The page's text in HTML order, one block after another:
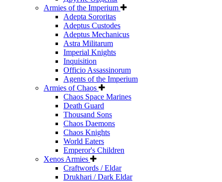
Armies of the Imperium
Adepta Sororitas
Adeptus Custodes
Adeptus Mechanicus
Astra Militarum
Imperial Knights
Inquisition
Officio Assassinorum
Agents of the Imperium
Armies of Chaos
Chaos Space Marines
Death Guard
Thousand Sons
Chaos Daemons
Chaos Knights
World Eaters
Emperor's Children
Xenos Armies
Craftwords / Eldar
Drukhari / Dark Eldar